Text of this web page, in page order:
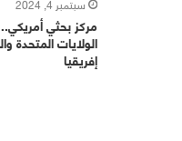
سبتمبر 4, 2024
مركز بحثي أمريكي..
الولايات المتحدة
إفريقيا